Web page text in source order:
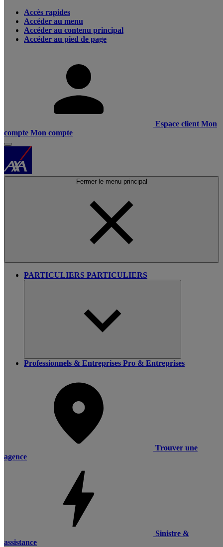
Accès rapides
Accéder au menu
Accéder au contenu principal
Accéder au pied de page
Espace client Mon
compte Mon compte
Fermer le menu principal
PARTICULIERS PARTICULIERS
Professionnels & Entreprises Pro & Entreprises
Trouver une
agence
Sinistre &
assistance